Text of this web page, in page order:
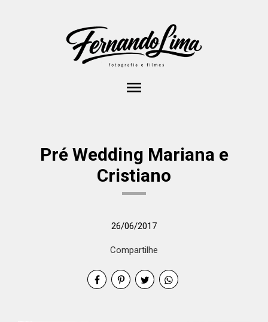
menu
Pré Wedding Mariana e
Cristiano
26/06/2017
Compartilhe